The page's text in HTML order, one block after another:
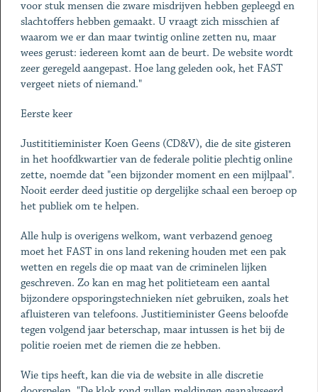
voor stuk mensen die zware misdrijven hebben gepleegd en
slachtoffers hebben gemaakt. U vraagt zich misschien af
waarom we er dan maar twintig online zetten nu, maar
wees gerust: iedereen komt aan de beurt. De website wordt
zeer geregeld aangepast. Hoe lang geleden ook, het FAST
vergeet niets of niemand."
Eerste keer
Justititieminister Koen Geens (CD&V), die de site gisteren
in het hoofdkwartier van de federale politie plechtig online
zette, noemde dat "een bijzonder moment en een mijlpaal".
Nooit eerder deed justitie op dergelijke schaal een beroep op
het publiek om te helpen.
Alle hulp is overigens welkom, want verbazend genoeg
moet het FAST in ons land rekening houden met een pak
wetten en regels die op maat van de criminelen lijken
geschreven. Zo kan en mag het politieteam een aantal
bijzondere opsporingstechnieken níet gebruiken, zoals het
afluisteren van telefoons. Justitieminister Geens beloofde
tegen volgend jaar beterschap, maar intussen is het bij de
politie roeien met de riemen die ze hebben.
Wie tips heeft, kan die via de website in alle discretie